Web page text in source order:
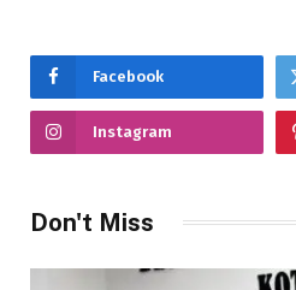
Facebook
Instagram
Don't Miss